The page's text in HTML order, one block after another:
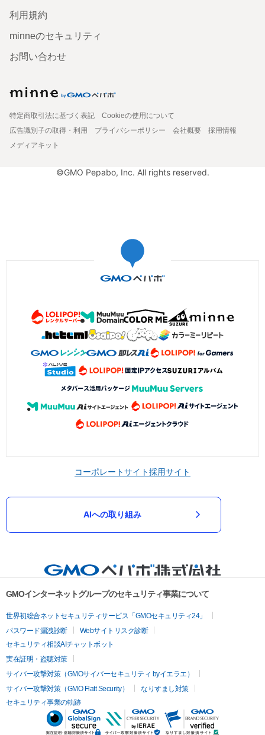
利用規約
minneのセキュリティ
お問い合わせ
特定商取引法に基づく表記
Cookieの使用について
広告識別子の取得・利用
プライバシーポリシー 会社概要
採用情報
メディアキット
©GMO Pepabo, Inc. All rights reserved.
コーポレートサイト採用サイト
AIへの取り組み
GMOインターネットグループのセキュリティ事業について
世界初総合ネットセキュリティサービス「GMOセキュリティ24」
パスワード漏洩診断
Webサイトリスク診断
セキュリティ相談AIチャットボット
実在証明・盗聴対策
サイバー攻撃対策（GMOサイバーセキュリティ byイエラエ）
サイバー攻撃対策（GMO Flatt Security）
なりすまし対策
セキュリティ事業の軌跡